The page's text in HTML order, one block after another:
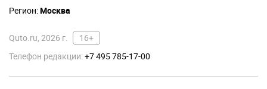
Регион:Москва
Quto.ru, 2026 г.
16+
Телефон редакции:+7 495 785-17-00